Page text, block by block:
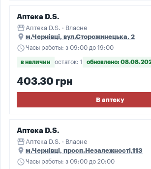
Аптека D.S.
storefront Аптека D.S. · Власне
place м.Чернівці, вул.Сторожинецька, 2
scheduleЧасы работы: з 09:00 до 19:00
в наличии остаток: 1 обновлено:
403.30 грн
В аптеку
Аптека D.S.
storefront Аптека D.S. · Власне
place м.Чернівці, просп.Незалежності,113
scheduleЧасы работы: з 09:00 до 20:00